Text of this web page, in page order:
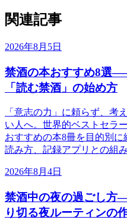
関連記事
2026年8月5日
禁酒の本おすすめ8選
「読む禁酒」の始め方
「意志の力」に頼らず、考
い人へ。世界的ベストセラ
おすすめの本8冊を目的別
読み方、記録アプリとの組
2026年8月4日
禁酒中の夜の過ごし
り切る夜ルーティンの